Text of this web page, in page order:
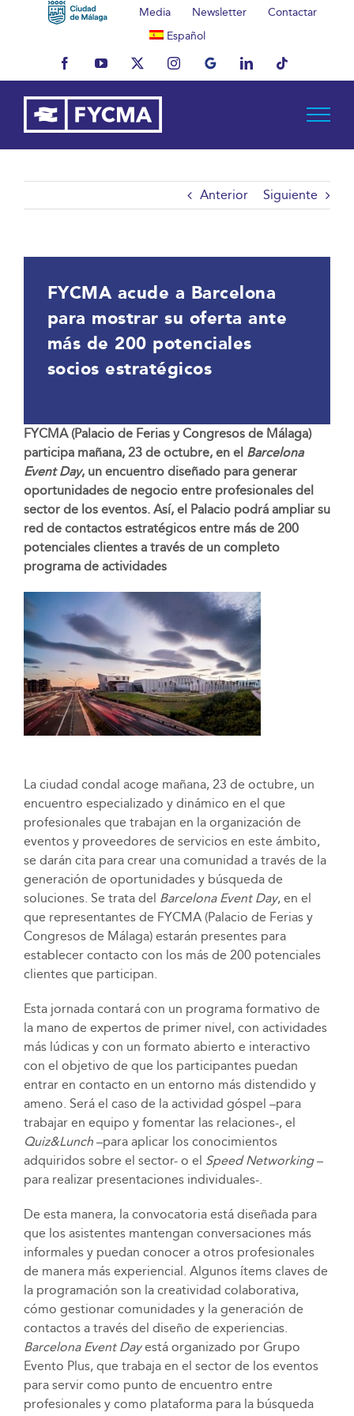
Media Newsletter
Contactar
Español
FacebookYouTubeX InstagramMyBusinessLinkedInTiktok
Anterior Siguiente
FYCMA acude a Barcelona
para mostrar su oferta ante
más de 200 potenciales
socios estratégicos
FYCMA (Palacio de Ferias y Congresos de Málaga)
participa mañana, 23 de octubre, en el Barcelona
Event Day, un encuentro diseñado para generar
oportunidades de negocio entre profesionales del
sector de los eventos. Así, el Palacio podrá ampliar su
red de contactos estratégicos entre más de 200
potenciales clientes a través de un completo
programa de actividades
La ciudad condal acoge mañana, 23 de octubre, un
encuentro especializado y dinámico en el que
profesionales que trabajan en la organización de
eventos y proveedores de servicios en este ámbito,
se darán cita para crear una comunidad a través de la
generación de oportunidades y búsqueda de
soluciones. Se trata del Barcelona Event Day, en el
que representantes de FYCMA (Palacio de Ferias y
Congresos de Málaga) estarán presentes para
establecer contacto con los más de 200 potenciales
clientes que participan.
Esta jornada contará con un programa formativo de
la mano de expertos de primer nivel, con actividades
más lúdicas y con un formato abierto e interactivo
con el objetivo de que los participantes puedan
entrar en contacto en un entorno más distendido y
ameno. Será el caso de la actividad góspel –para
trabajar en equipo y fomentar las relaciones-, el
Quiz&Lunch–para aplicar los conocimientos
adquiridos sobre el sector- o el Speed Networking–
para realizar presentaciones individuales-.
De esta manera, la convocatoria está diseñada para
que los asistentes mantengan conversaciones más
informales y puedan conocer a otros profesionales
de manera más experiencial. Algunos ítems claves de
la programación son la creatividad colaborativa,
cómo gestionar comunidades y la generación de
contactos a través del diseño de experiencias.
Barcelona Event Dayestá organizado por Grupo
Evento Plus, que trabaja en el sector de los eventos
para servir como punto de encuentro entre
profesionales y como plataforma para la búsqueda